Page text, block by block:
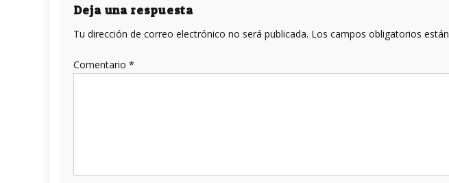
entradas
Deja una respuesta
Tu dirección de correo electrónico no será publicada. Los campos obligatorios
Comentario *